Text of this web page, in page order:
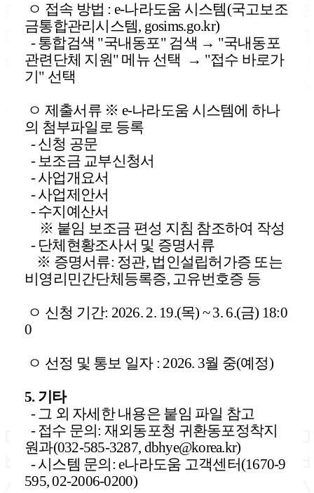
ㅇ 접속 방법 : e-나라도움 시스템(국고보조
금통합관리시스템, gosims.go.kr)
- 통합검색 "국내동포" 검색 → "국내동포
관련단체 지원" 메뉴 선택 → "접수 바로가
기" 선택
ㅇ 제출서류 ※ e-나라도움 시스템에 하나
의 첨부파일로 등록
- 신청 공문
- 보조금 교부신청서
- 사업개요서
- 사업제안서
- 수지예산서
※ 붙임 보조금 편성 지침 참조하여 작성
- 단체현황조사서 및 증명서류
※ 증명서류: 정관, 법인설립허가증 또는
비영리민간단체등록증, 고유번호증 등
ㅇ 신청 기간: 2026. 2. 19.(목) ~ 3. 6.(금) 18:0
0
ㅇ 선정 및 통보 일자 : 2026. 3월 중(예정)
5. 기타
-그 외 자세한 내용은 붙임 파일 참고
- 접수 문의: 재외동포청 귀환동포정착지
원과(032-585-3287, dbhye@korea.kr)
- 시스템 문의: e나라도움 고객센터(1670-9
595, 02-2006-0200)